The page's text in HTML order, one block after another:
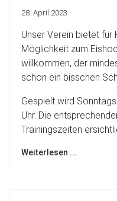
28. April 2023
Unser Verein bietet für
Möglichkeit zum
willkommen, der
schon ein bisschen
Gespielt wird
Uhr. Die
Trainingszeiten
Weiterlesen ...